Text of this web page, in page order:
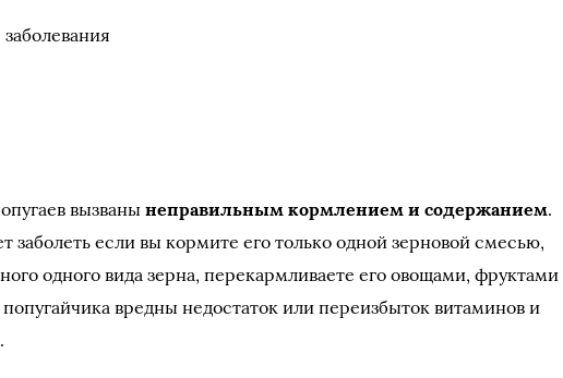
вызванынеправильным кормлением и содержанием.
заболеть если вы кормите его только одной зерновой смесью,
одного вида зерна, перекармливаете его овощами, фруктами
вредны недостаток или переизбыток витаминов и